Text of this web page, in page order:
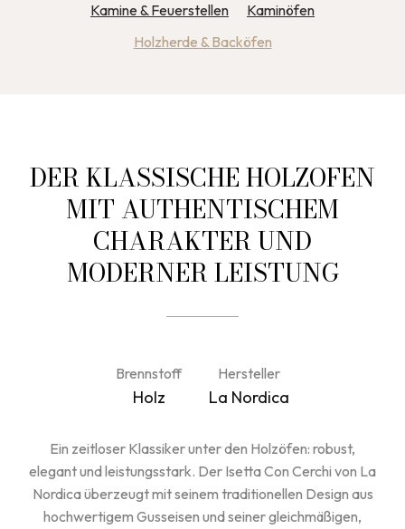
Kamine & Feuerstellen
Kaminöfen
Holzherde & Backöfen
DER KLASSISCHE HOLZOFEN
MIT AUTHENTISCHEM
CHARAKTER UND
MODERNER LEISTUNG
Brennstoff
Holz
Hersteller
La Nordica
Ein zeitloser Klassiker unter den Holzöfen: robust,
elegant und leistungsstark. Der Isetta Con Cerchi von La
Nordica überzeugt mit seinem traditionellen Design aus
hochwertigem Gusseisen und seiner gleichmäßigen,